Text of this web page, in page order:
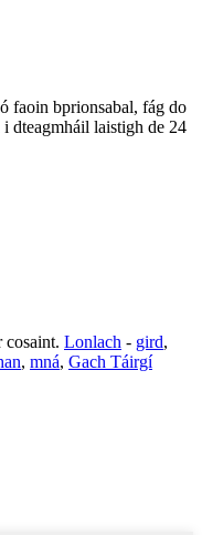
faoin bprionsabal, fág do
dteagmháil laistigh de 24
cosaint. Lonlach - gird,
, mná, Gach Táirgí